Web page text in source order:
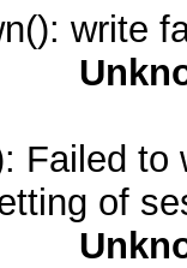
write
Failed
of